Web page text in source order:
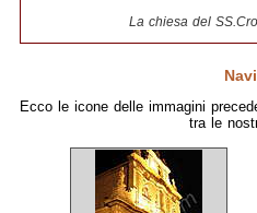
La chiesa del
Ecco le icone delle immagini
tra le